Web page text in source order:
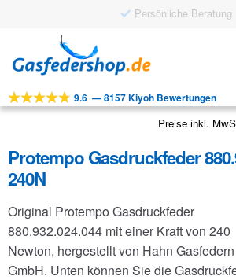
Gratis Versand ab 25 €
Navigation
springen
Inhalt
springen
Werkzeuge
Anwendungen
FAQ
9.6 —8157 Kiyoh Bewertungen
Preise inkl.
Protempo Gasdruckfeder
240N
Original Protempo Gasdruckfeder
880.932.024.044 mit einer Kraft von 240
Newton, hergestellt von Hahn Gasfedern
GmbH. Unten können Sie die